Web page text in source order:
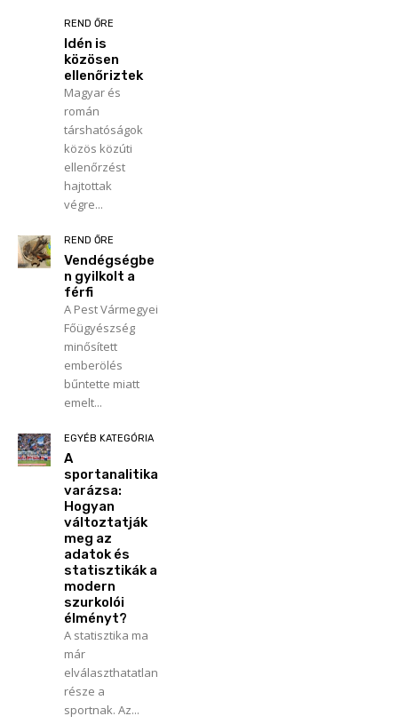
REND ŐRE
Idén is
közösen
ellenőriztek
Magyar és
román
társhatóságok
közös közúti
ellenőrzést
hajtottak
végre...
REND ŐRE
Vendégségbe
n gyilkolt a
férfi
A Pest Vármegyei
Főügyészség
minősített
emberölés
bűntette miatt
emelt...
EGYÉB KATEGÓRIA
A
sportanalitika
varázsa:
Hogyan
változtatják
meg az
adatok és
statisztikák a
modern
szurkolói
élményt?
A statisztika ma
már
elválaszthatatlan
része a
sportnak. Az...